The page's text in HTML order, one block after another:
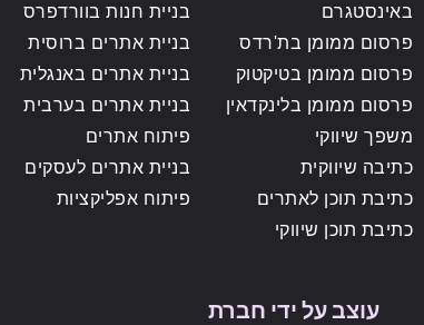
באינסטגרם
פרסום ממומן בת'רדס
פרסום ממומן בטיקטוק
פרסום ממומן בלינקדאין
משפך שיווקי
כתיבה שיווקית
כתיבת תוכן לאתרים
כתיבת תוכן שיווקי
בניית חנות בוורדפרס
בניית אתרים ברוסית
בניית אתרים באנגלית
בניית אתרים בערבית
פיתוח אתרים
בניית אתרים לעסקים
פיתוח אפליקציות
עוצב על ידי חברת